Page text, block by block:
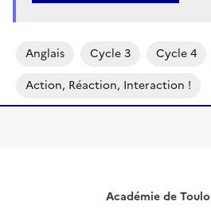
Anglais Cycle 3 Cycle 4
Action, Réaction, Interaction !
Académie de